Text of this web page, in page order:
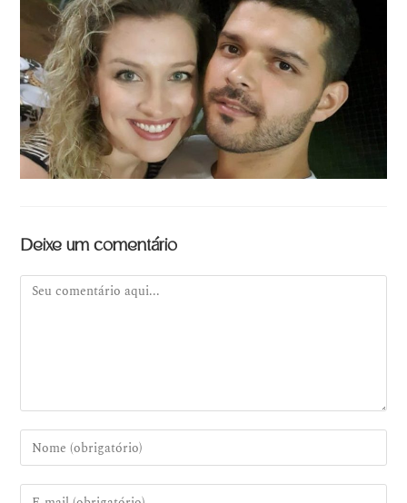
Deixe um comentário